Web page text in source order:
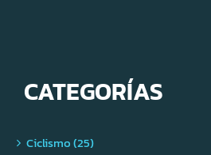
CATEGORÍAS
Ciclismo (25)